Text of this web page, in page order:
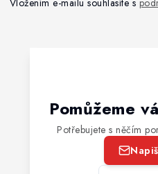
Vložením e-mailu souhlasíte s
Pomůžeme
Potřebujete s něčím